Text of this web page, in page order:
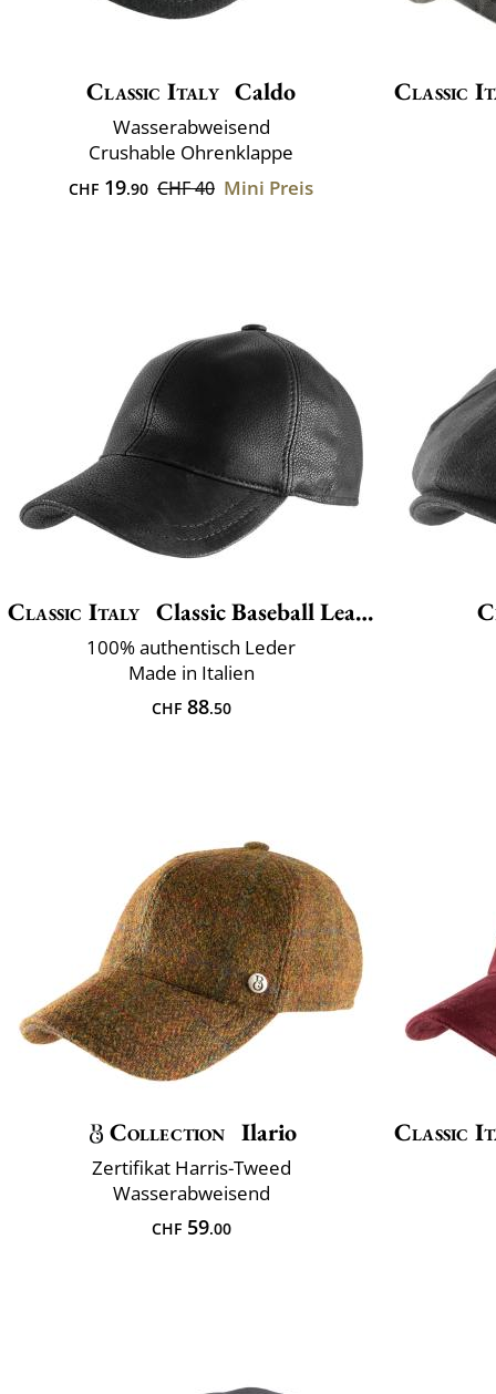
Classic Italy Caldo
Wasserabweisend
Crushable Ohrenklappe
CHF 19.90 CHF 40 Mini Preis
Classic
Classic Italy Classic Baseball Leather
100% authentisch Leder
Made in Italien
CHF88.50
Collection Ilario
Zertifikat Harris-Tweed
Wasserabweisend
CHF59.00
Classic